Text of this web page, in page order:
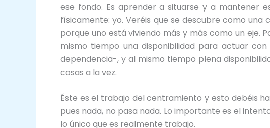
ese fondo. Es aprender a situarse y a mantener
físicamente: yo. Veréis que se descubre como
porque uno está viviendo más y más como un eje.
mismo tiempo una disponibilidad para actuar
dependencia-, y al mismo tiempo plena
cosas a la vez.
Éste es el trabajo del centramiento y esto debéis
pues nada, no pasa nada. Lo importante es el
lo único que es realmente trabajo.